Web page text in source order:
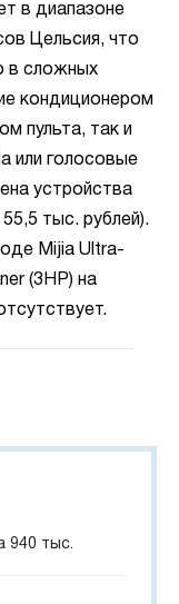
в диапазоне
Цельсия, что
в сложных
кондиционером
пульта, так и
или голосовые
устройства
тыс. рублей).
Mijia Ultra-
(3HP) на
940 тыс.